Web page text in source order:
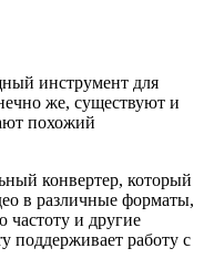
инструмент для
же, существуют и
похожий
конвертер, который
в различные форматы,
частоту и другие
поддерживает работу с